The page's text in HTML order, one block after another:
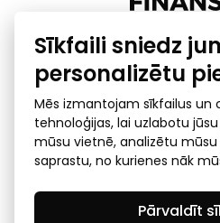
Uzņēmumu kredītspējas
Ombuds
Privātuma politika
Sīkfaili sniedz
personalizētu
Mēs izmantojam sīkfailus un
tehnoloģijas, lai uzlabotu
mūsu vietnē, analizētu
saprastu, no kurienes nāk
Pārvaldīt